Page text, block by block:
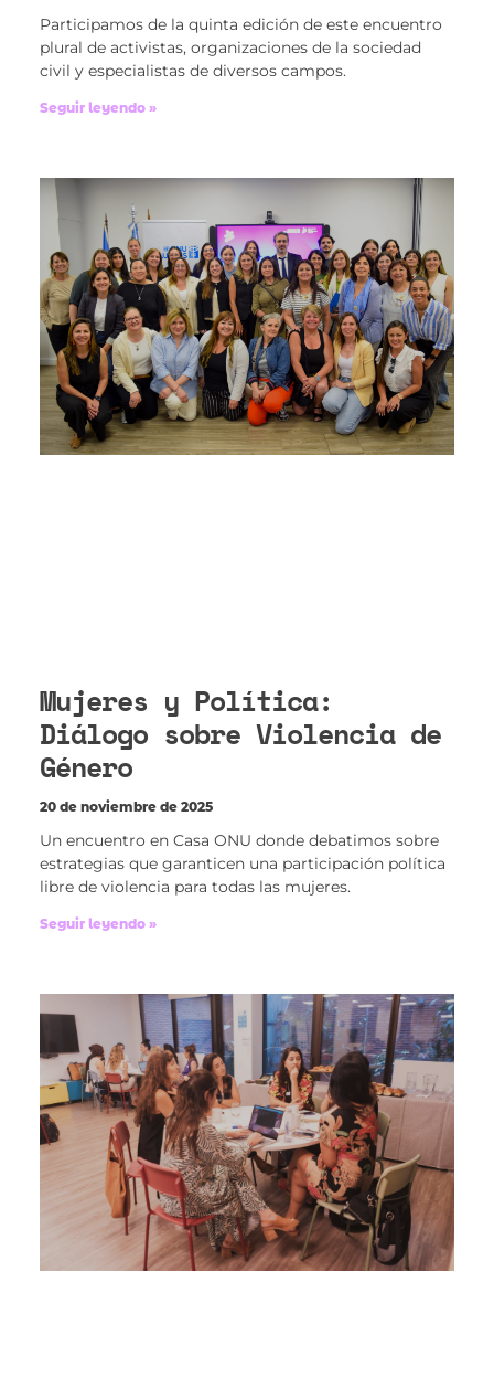
Participamos de la quinta edición de este encuentro
plural de activistas, organizaciones de la sociedad
civil y especialistas de diversos campos.
Seguir leyendo »
Mujeres y Política:
Diálogo sobre Violencia de
Género
20 de noviembre de 2025
Un encuentro en Casa ONU donde debatimos sobre
estrategias que garanticen una participación política
libre de violencia para todas las mujeres.
Seguir leyendo »